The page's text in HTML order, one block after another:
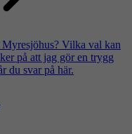
Vilka val kan
på att jag gör en trygg
du svar på här.